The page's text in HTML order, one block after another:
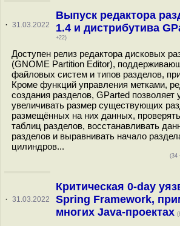
· 31.03.2022
Выпуск редактора
1.4 и дистрибутива
+22)
Доступен релиз редактора дисковых
(GNOME Partition Editor),
файловых систем и типов разделов,
Кроме функций управления метками,
создания разделов, GParted
увеличивать размер существующих
размещённых на них данных,
таблиц разделов, восстанавливать
разделов и выравнивать начало
цилиндров...
(34
· 31.03.2022
Критическая 0-day
Spring Framework,
многих Java-проектах